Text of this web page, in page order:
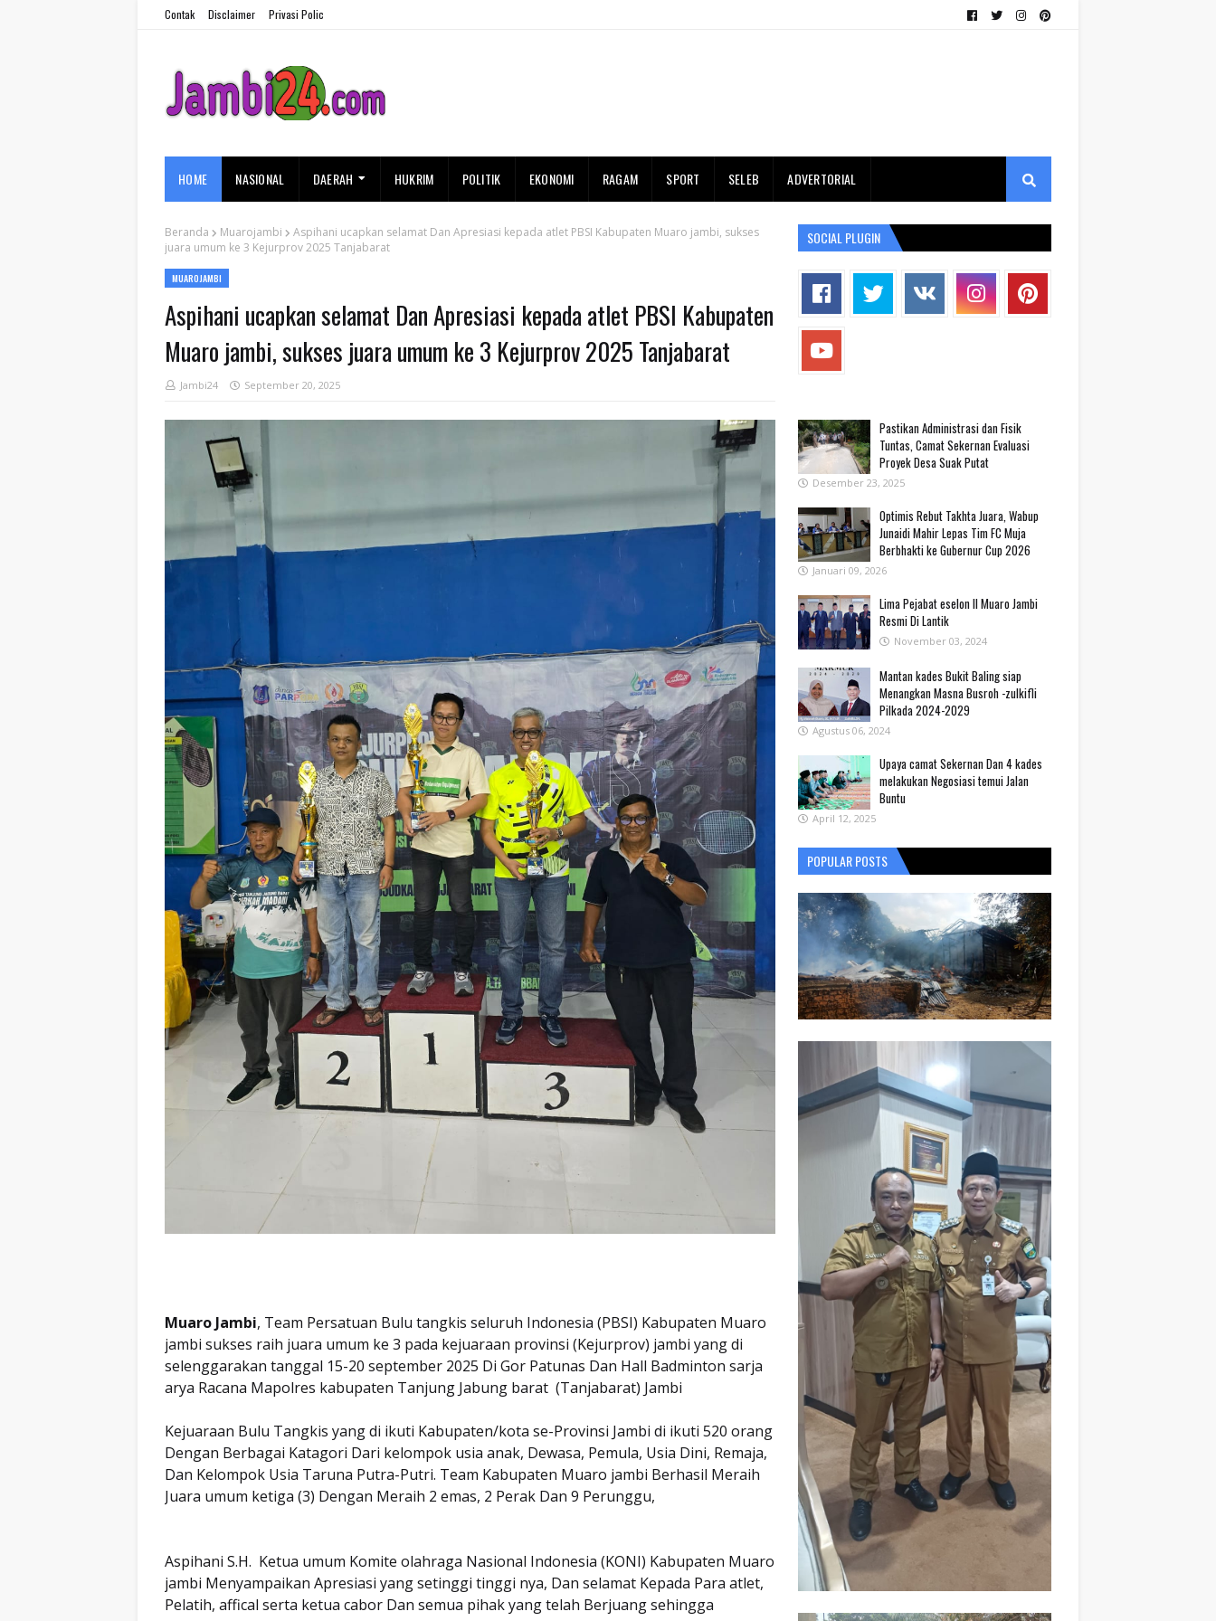
Contak Disclaimer Privasi Polic
HOME NASIONAL DAERAH HUKRIM POLITIK EKONOMI RAGAM SPORT SELEB ADVERTORIAL
Beranda Muarojambi
Aspihani ucapkan selamat Dan Apresiasi kepada atlet PBSI Kabupaten Muaro jambi, sukses
juara umum ke 3 Kejurprov 2025 Tanjabarat
MUAROJAMBI
Aspihani ucapkan selamat Dan Apresiasi kepada atlet PBSI Kabupaten
Muaro jambi, sukses juara umum ke 3 Kejurprov 2025 Tanjabarat
Jambi24 September 20, 2025
Muaro Jambi, Team Persatuan Bulu tangkis seluruh Indonesia (PBSI) Kabupaten Muaro
jambi sukses raih juara umum ke 3 pada kejuaraan provinsi (Kejurprov) jambi yang di
selenggarakan tanggal 15-20 september 2025 Di Gor Patunas Dan Hall Badminton sarja
arya Racana Mapolres kabupaten Tanjung Jabung barat (Tanjabarat) Jambi
Kejuaraan Bulu Tangkis yang di ikuti Kabupaten/kota se-Provinsi Jambi di ikuti 520 orang
Dengan Berbagai Katagori Dari kelompok usia anak, Dewasa, Pemula, Usia Dini, Remaja,
Dan Kelompok Usia Taruna Putra-Putri. Team Kabupaten Muaro jambi Berhasil Meraih
Juara umum ketiga (3) Dengan Meraih 2 emas, 2 Perak Dan 9 Perunggu,
Aspihani S.H. Ketua umum Komite olahraga Nasional Indonesia (KONI) Kabupaten Muaro
jambi Menyampaikan Apresiasi yang setinggi tinggi nya, Dan selamat Kepada Para atlet,
Pelatih, affical serta ketua cabor Dan semua pihak yang telah Berjuang sehingga
SOCIAL PLUGIN
Pastikan Administrasi dan Fisik
Tuntas, Camat Sekernan Evaluasi
Proyek Desa Suak Putat
Desember 23, 2025
Optimis Rebut Takhta Juara, Wabup
Junaidi Mahir Lepas Tim FC Muja
Berbhakti ke Gubernur Cup 2026
Januari 09, 2026
Lima Pejabat eselon II Muaro Jambi
Resmi Di Lantik
November 03, 2024
Mantan kades Bukit Baling siap
Menangkan Masna Busroh -zulkifli
Pilkada 2024-2029
Agustus 06, 2024
Upaya camat Sekernan Dan 4 kades
melakukan Negosiasi temui Jalan
Buntu
April 12, 2025
POPULAR POSTS